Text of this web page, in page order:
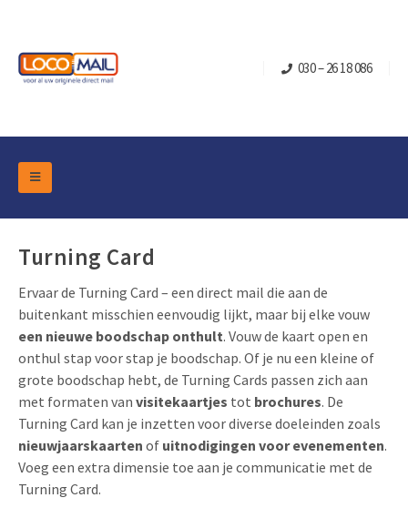
030 – 26 18 086
Turning Card
Ervaar de Turning Card – een direct mail die aan de
buitenkant misschien eenvoudig lijkt, maar bij elke vouw
een nieuwe boodschap onthult. Vouw de kaart open en
onthul stap voor stap je boodschap. Of je nu een kleine of
grote boodschap hebt, de Turning Cards passen zich aan
met formaten van visitekaartjes tot brochures. De
Turning Card kan je inzetten voor diverse doeleinden zoals
nieuwjaarskaarten of uitnodigingen voor evenementen.
Voeg een extra dimensie toe aan je communicatie met de
Turning Card.
DM Marketing Tools
Overzicht Categorieën
Pop-up Kubussen
Brievenbusdoosje +
Schuifkaarten
Pop-up Kaarten
Geluidskaarten
Klepdoosjes
Schuifdoosjes
Branche
Retail Marketing
Vastgoedmarketing
Sport Marketing
Media Marketing
Automotive Marketing
Gelegenheden
Kerst- en Eindejaar
Verjaardag en Jubilea
Uitnodigingen
Product Introductie
Contact
Over Ons
Vacatures